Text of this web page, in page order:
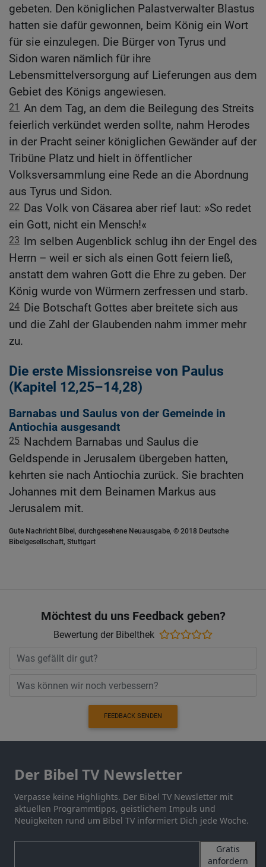
gebeten. Den königlichen Palastverwalter Blastus
hatten sie dafür gewonnen, beim König ein Wort
für sie einzulegen. Die Bürger von Tyrus und
Sidon waren nämlich für ihre
Lebensmittelversorgung auf Lieferungen aus dem
Gebiet des Königs angewiesen.
21 An dem Tag, an dem die Beilegung des Streits
feierlich verkündet werden sollte, nahm Herodes
in der Pracht seiner königlichen Gewänder auf der
Tribüne Platz und hielt in öffentlicher
Volksversammlung eine Rede an die Abordnung
aus Tyrus und Sidon.
22 Das Volk von Cäsarea aber rief laut: »So redet
ein Gott, nicht ein Mensch!«
23 Im selben Augenblick schlug ihn der Engel des
Herrn – weil er sich als einen Gott feiern ließ,
anstatt dem wahren Gott die Ehre zu geben. Der
König wurde von Würmern zerfressen und starb.
24 Die Botschaft Gottes aber breitete sich aus
und die Zahl der Glaubenden nahm immer mehr
zu.
Die erste Missionsreise von Paulus
(Kapitel 12,25–14,28)
Barnabas und Saulus von der Gemeinde in
Antiochia ausgesandt
25 Nachdem Barnabas und Saulus die
Geldspende in Jerusalem übergeben hatten,
kehrten sie nach Antiochia zurück. Sie brachten
Johannes mit dem Beinamen Markus aus
Jerusalem mit.
Gute Nachricht Bibel, durchgesehene Neuausgabe, © 2018 Deutsche
Bibelgesellschaft, Stuttgart
Möchtest du uns Feedback geben?
Bewertung der Bibelthek
FEEDBACK SENDEN
Der Bibel TV Newsletter
Verpasse keine Highlights. Der Bibel TV Newsletter mit
aktuellen Programmtipps, geistlichem Impuls und
Neuigkeiten rund um Bibel TV informiert Dich jede Woche.
Gratis
anfordern